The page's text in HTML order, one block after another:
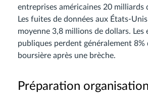
entreprises américaines 20 milliards
Les fuites de données aux États-
moyenne 3,8 millions de dollars. Les
publiques perdent généralement 8%
boursière après une brèche.
Préparation